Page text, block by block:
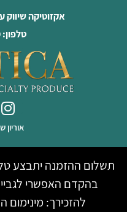
אקזוטיקה שיווק
טלפון: 08-6879000
אוריון
תשלום ההזמנה יתבצע
בהקדם האפשרי
להזכירך: מינימום